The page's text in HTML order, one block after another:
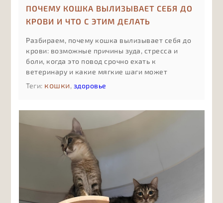
ПОЧЕМУ КОШКА ВЫЛИЗЫВАЕТ СЕБЯ ДО
КРОВИ И ЧТО С ЭТИМ ДЕЛАТЬ
Разбираем, почему кошка вылизывает себя до
крови: возможные причины зуда, стресса и
боли, когда это повод срочно ехать к
ветеринару и какие мягкие шаги может
предпринять владелец до приёма врача, чтобы
поддержать питомца и не навредить.
Теги: кошки, здоровье